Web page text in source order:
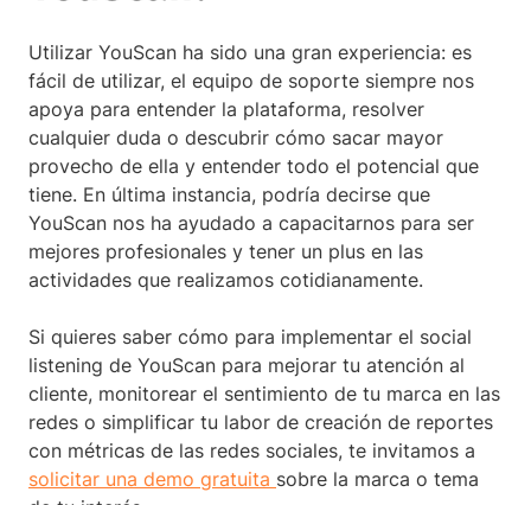
Utilizar YouScan ha sido una gran experiencia: es
fácil de utilizar, el equipo de soporte siempre nos
apoya para entender la plataforma, resolver
cualquier duda o descubrir cómo sacar mayor
provecho de ella y entender todo el potencial que
tiene. En última instancia, podría decirse que
YouScan nos ha ayudado a capacitarnos para ser
mejores profesionales y tener un plus en las
actividades que realizamos cotidianamente.
Si quieres saber cómo para implementar el social
listening de YouScan para mejorar tu atención al
cliente, monitorear el sentimiento de tu marca en las
redes o simplificar tu labor de creación de reportes
con métricas de las redes sociales, te invitamos a
solicitar una demo gratuita sobre la marca o tema